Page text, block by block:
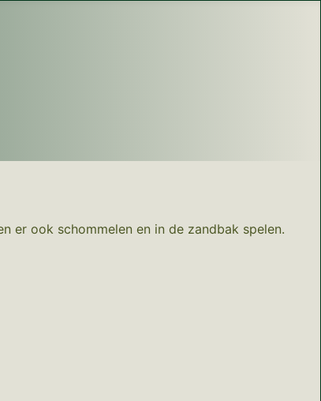
er ook schommelen en in de zandbak spelen.